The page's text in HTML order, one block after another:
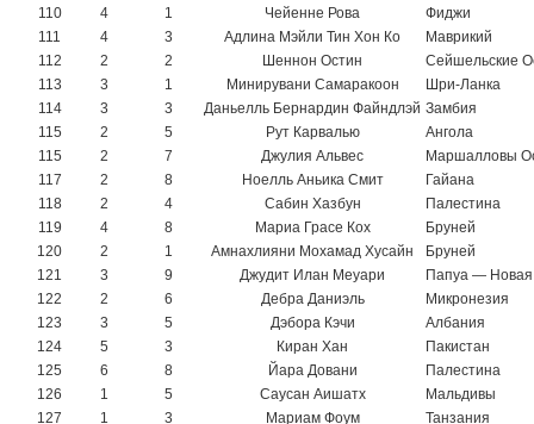
110
4 1 Чейенне Рова
Фиджи
111
4 3 Адлина Мэйли Тин Хон Ко
Маврикий
112
2 2 Шеннон Остин
Сейшельские
113
3 1 Минирувани Самаракоон
Шри-Ланка
114
3 3 Даньелль Бернардин Файндлэй Замбия
115
2 5 Рут Карвалью
Ангола
115
2 7 Джулия Альвес
Маршалловы
117
2 8 Ноелль Аньика Смит
Гайана
118
2 4 Сабин Хазбун
Палестина
119
4 8 Мариа Грасе Кох
Бруней
120
2 1 Амнахлияни Мохамад Хусайн
Бруней
121
3 9 Джудит Илан Меуари
Папуа — Новая
122
2 6 Дебра Даниэль
Микронезия
123
3 5 Дэбора Кэчи
Албания
124
5 3 Киран Хан
Пакистан
125
6 8 Йара Довани
Палестина
126
1 5 Саусан Аишатх
Мальдивы
127
1 3 Мариам Фоум
Танзания